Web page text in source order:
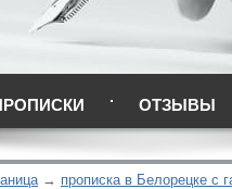
ОТЗЫВЫ
прописка в Белорецке с